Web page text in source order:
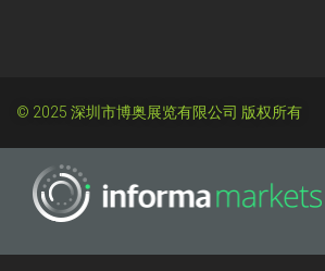
© 2025 深圳市博奥展览有限公司 版权所有